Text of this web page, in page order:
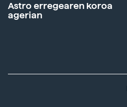
Astro erregearen koroa
agerian